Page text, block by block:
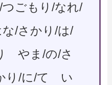
ごもり/なれ/
/さかり/は/
やま/の/さ
り/に/て い